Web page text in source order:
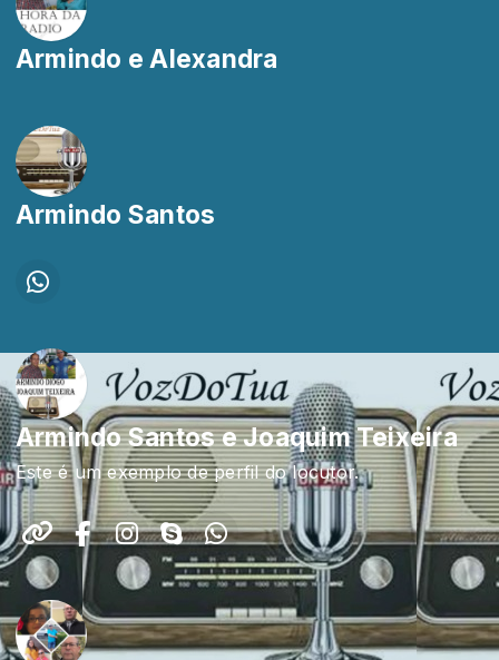
Armindo e Alexandra
Armindo Santos
Armindo Santos e Joaquim Teixeira
Este é um exemplo de perfil do locutor.